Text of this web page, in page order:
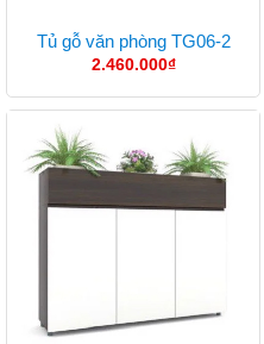
Tủ gỗ văn phòng TG06-2
2.460.000₫